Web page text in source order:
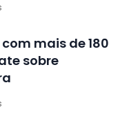
mais de 180
sobre